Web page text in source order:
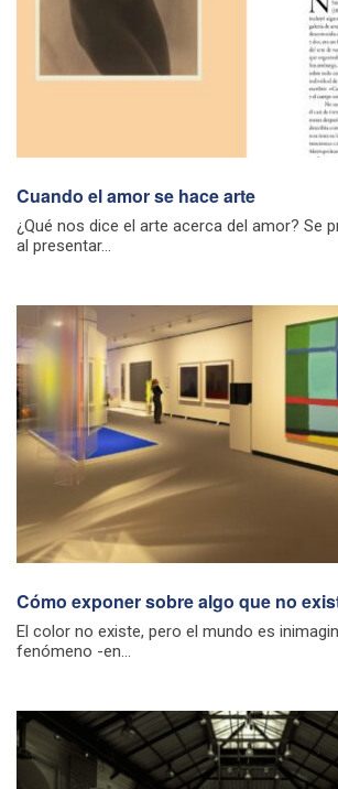
Cuando el amor se hace arte
¿Qué nos dice el arte acerca del amor? Se
al presentar...
Cómo exponer sobre algo que no
El color no existe, pero el mundo es
fenómeno -en...